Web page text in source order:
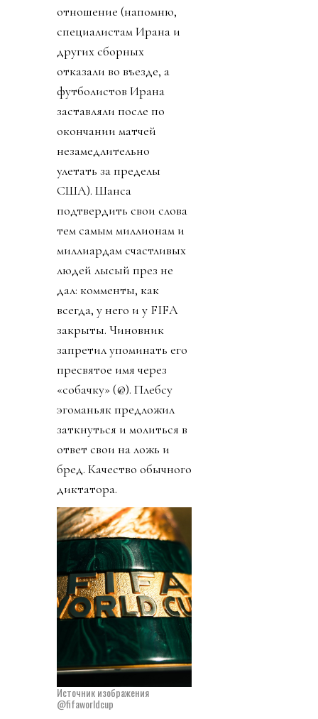
отношение (напомню,
специалистам Ирана и
других сборных
отказали во въезде, а
футболистов Ирана
заставляли после по
окончании матчей
незамедлительно
улетать за пределы
США). Шанса
подтвердить свои слова
тем самым миллионам и
миллиардам счастливых
людей лысый през не
дал: комменты, как
всегда, у него и у FIFA
закрыты. Чиновник
запретил упоминать его
пресвятое имя через
«собачку» (@). Плебсу
эгоманьяк предложил
заткнуться и молиться в
ответ свои на ложь и
бред. Качество обычного
диктатора.
Источник изображения
@fifaworldcup